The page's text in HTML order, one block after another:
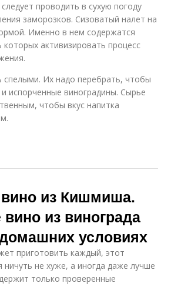
проводить в сухую погоду
заморозков. Сизоватый налет на
Именно в нем содержатся
активизировать процесс
Их надо перебрать, чтобы
испорченные виноградины. Сырье
чтобы вкус напитка
из Кишмиша.
из винограда
условиях
приготовить каждый, этот
ничуть не хуже, а иногда даже лучше
только проверенные